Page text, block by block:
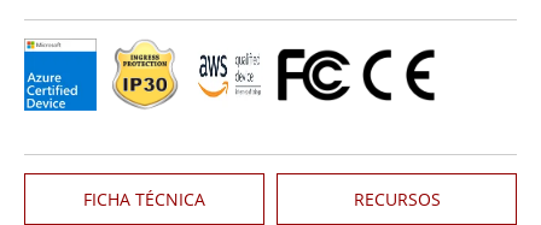
FICHA TÉCNICA RECURSOS